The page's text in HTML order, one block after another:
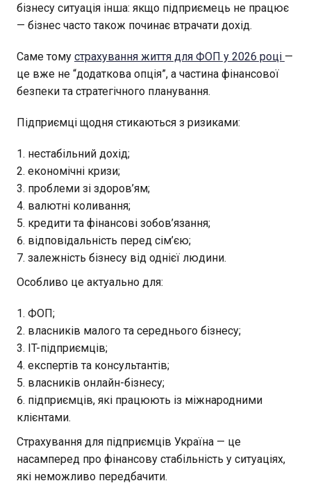
бізнесу ситуація інша: якщо підприємець не працює
— бізнес часто також починає втрачати дохід.
Саме тому страхування життя для ФОП у 2026 році —
це вже не “додаткова опція”, а частина фінансової
безпеки та стратегічного планування.
Підприємці щодня стикаються з ризиками:
нестабільний дохід;
економічні кризи;
проблеми зі здоров’ям;
валютні коливання;
кредити та фінансові зобов’язання;
відповідальність перед сім’єю;
залежність бізнесу від однієї людини.
Особливо це актуально для:
ФОП;
власників малого та середнього бізнесу;
IT-підприємців;
експертів та консультантів;
власників онлайн-бізнесу;
підприємців, які працюють із міжнародними
клієнтами.
Страхування для підприємців Україна — це
насамперед про фінансову стабільність у ситуаціях,
які неможливо передбачити.